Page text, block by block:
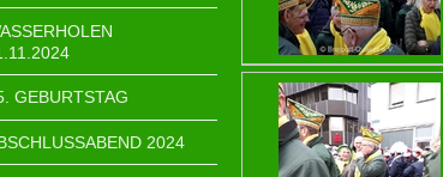
GEBURTSTAG
2024